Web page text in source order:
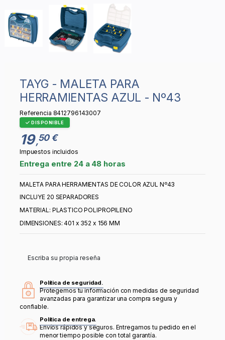
TAYG - MALETA PARA
HERRAMIENTAS AZUL - Nº43
Referencia 8412796143007
DISPONIBLE
19,50 €
Impuestos incluidos
Entrega entre 24 a 48 horas
MALETA PARA HERRAMIENTAS DE COLOR AZUL Nº43
INCLUYE 20 SEPARADORES
MATERIAL: PLASTICO POLIPROPILENO
DIMENSIONES: 401 x 352 x 156 MM
Escriba su propia reseña
Política de seguridad.
Protegemos tu información con medidas de seguridad
avanzadas para garantizar una compra segura y
confiable.
Política de entrega.
Envíos rápidos y seguros. Entregamos tu pedido en el
menor tiempo posible con total garantía.